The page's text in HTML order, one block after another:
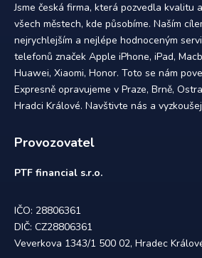
Jsme česká firma, která pozvedla kvalitu
všech městech, kde působíme. Naším
nejrychlejším a nejlépe hodnoceným
telefonů značek Apple iPhone, iPad,
Huawei, Xiaomi, Honor. Toto se nám
Expresně opravujeme v Praze, Brně,
Hradci Králové. Navštivte nás a
Provozovatel
PTF financial s.r.o.
IČO: 28806361
DIČ: CZ28806361
Veverkova 1343/1 500 02, Hradec